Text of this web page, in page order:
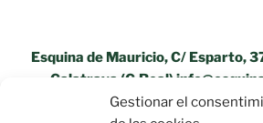
Gestionar el
Esquina de Mauricio, C/ Esparto,
Calatrava (C.Real)